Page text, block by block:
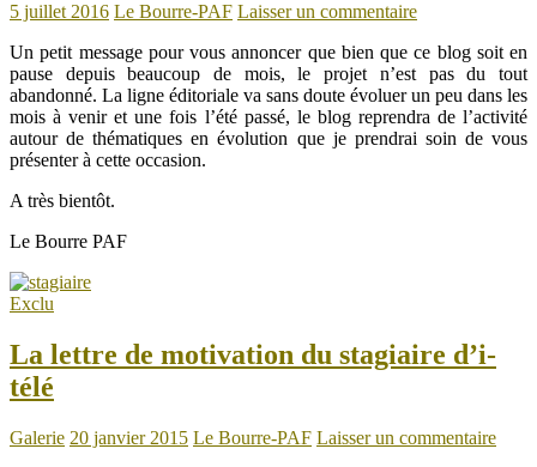
5 juillet 2016 Le Bourre-PAF Laisser un commentaire
Un petit message pour vous annoncer que bien que ce blog soit en
pause depuis beaucoup de mois, le projet n’est pas du tout
abandonné. La ligne éditoriale va sans doute évoluer un peu dans les
mois à venir et une fois l’été passé, le blog reprendra de l’activité
autour de thématiques en évolution que je prendrai soin de vous
présenter à cette occasion.
A très bientôt.
Le Bourre PAF
Exclu
La lettre de motivation du stagiaire d’i-
télé
Galerie 20 janvier 2015 Le Bourre-PAF Laisser un commentaire